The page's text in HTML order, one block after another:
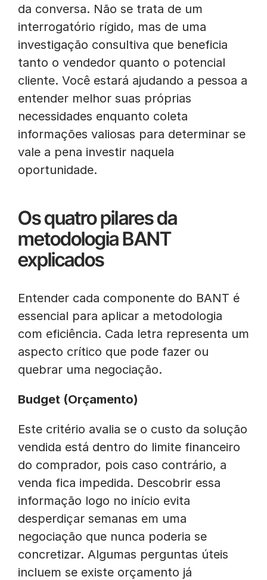
da conversa. Não se trata de um
interrogatório rígido, mas de uma
investigação consultiva que beneficia
tanto o vendedor quanto o potencial
cliente. Você estará ajudando a pessoa a
entender melhor suas próprias
necessidades enquanto coleta
informações valiosas para determinar se
vale a pena investir naquela
oportunidade.
Os quatro pilares da
metodologia BANT
explicados
Entender cada componente do BANT é
essencial para aplicar a metodologia
com eficiência. Cada letra representa um
aspecto crítico que pode fazer ou
quebrar uma negociação.
Budget (Orçamento)
Este critério avalia se o custo da solução
vendida está dentro do limite financeiro
do comprador, pois caso contrário, a
venda fica impedida. Descobrir essa
informação logo no início evita
desperdiçar semanas em uma
negociação que nunca poderia se
concretizar. Algumas perguntas úteis
incluem se existe orçamento já